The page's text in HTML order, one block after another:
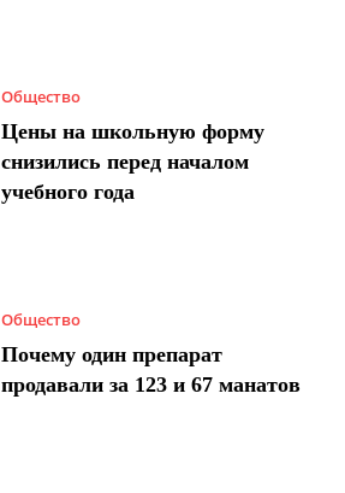
Общество
Цены на школьную форму
снизились перед началом
учебного года
Общество
Почему один препарат
продавали за 123 и 67 манатов